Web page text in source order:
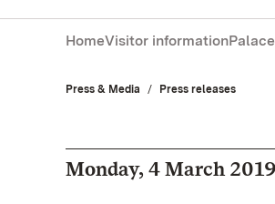
HomeVisitor informationPalace
Press & Media Press releases
Monday, 4 March 2019